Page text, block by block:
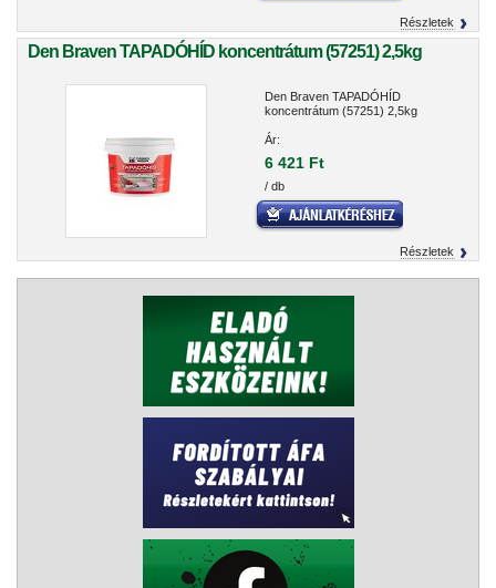
Részletek
Den Braven TAPADÓHÍD koncentrátum (57251) 2,5kg
Den Braven TAPADÓHÍD
koncentrátum (57251) 2,5kg
Ár:
6 421 Ft
/ db
Részletek